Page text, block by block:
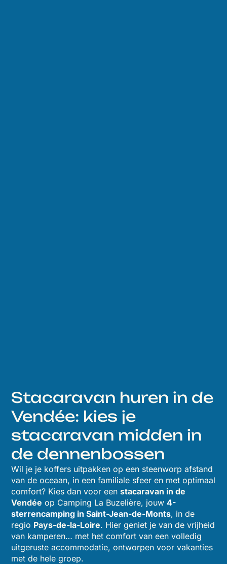
Stacaravan huren in de
Vendée: kies je
stacaravan midden in
de dennenbossen
Wil je je koffers uitpakken op een steenworp afstand
van de oceaan, in een familiale sfeer en met optimaal
comfort? Kies dan voor eenstacaravan in de
Vendée op Camping La Buzelière, jouw4-
sterrencamping in Saint-Jean-de-Monts, in de
regio Pays-de-la-Loire. Hier geniet je van de vrijheid
van kamperen… met het comfort van een volledig
uitgeruste accommodatie, ontworpen voor vakanties
met de hele groep.